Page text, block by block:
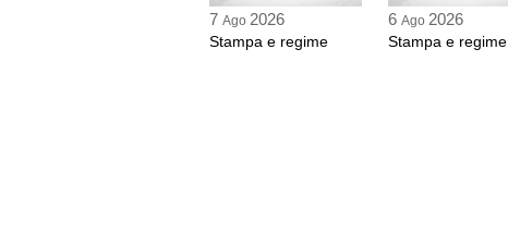
7 Ago 2026
Stampa e regime
6 Ago 2026
Stampa e regime